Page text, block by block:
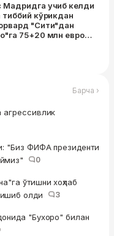
Мадридга учиб келди
тиббий кўрикдан
"Сити"дан
75+20 млн евро
Барча ›
агрессивлик
"Биз ФИФА президенти
0
ўтишни хоҳлаб
олди
3
"Бухоро" билан